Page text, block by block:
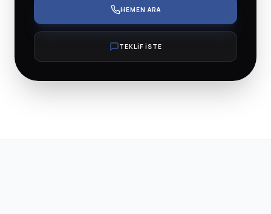
HEMEN ARA
TEKLİF İSTE